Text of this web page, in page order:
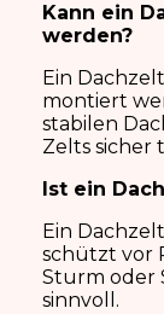
Kann ein
werden?
Ein
montiert
stabilen
Zelts sicher
Ist ein
Ein
schützt vor
Sturm oder
sinnvoll.